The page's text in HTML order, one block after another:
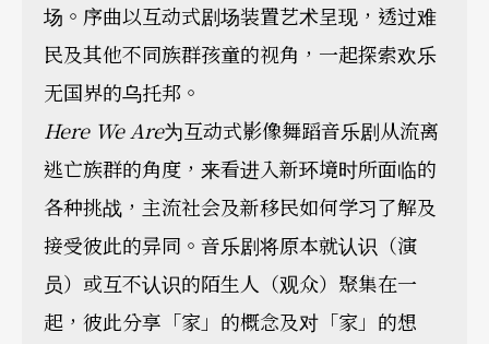
场。序曲以互动式剧场装置艺术呈现，透过难
民及其他不同族群孩童的视角，一起探索欢乐
无国界的乌托邦。
Here We Are为互动式影像舞蹈音乐剧从流离
逃亡族群的角度，来看进入新环境时所面临的
各种挑战，主流社会及新移民如何学习了解及
接受彼此的异同。音乐剧将原本就认识（演
员）或互不认识的陌生人（观众）聚集在一
起，彼此分享「家」的概念及对「家」的想